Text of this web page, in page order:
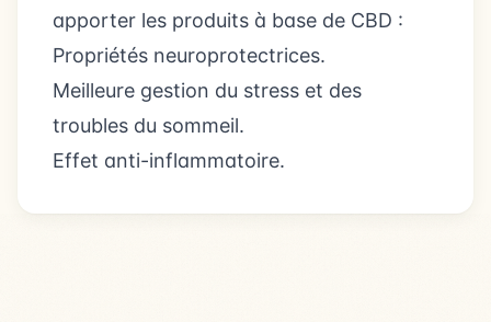
apporter les produits à base de CBD :
Propriétés neuroprotectrices.
Meilleure gestion du stress et des
troubles du sommeil.
Effet anti-inflammatoire.